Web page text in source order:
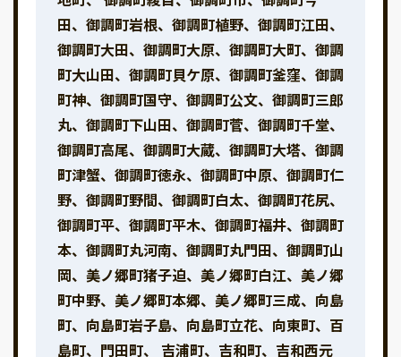
田、御調町岩根、御調町植野、御調町江田、
御調町大田、御調町大原、御調町大町、御調
町大山田、御調町貝ケ原、御調町釜窪、御調
町神、御調町国守、御調町公文、御調町三郎
丸、御調町下山田、御調町菅、御調町千堂、
御調町高尾、御調町大蔵、御調町大塔、御調
町津蟹、御調町徳永、御調町中原、御調町仁
野、御調町野間、御調町白太、御調町花尻、
御調町平、御調町平木、御調町福井、御調町
本、御調町丸河南、御調町丸門田、御調町山
岡、美ノ郷町猪子迫、美ノ郷町白江、美ノ郷
町中野、美ノ郷町本郷、美ノ郷町三成、向島
町、向島町岩子島、向島町立花、向東町、百
島町、門田町、 吉浦町、吉和町、吉和西元